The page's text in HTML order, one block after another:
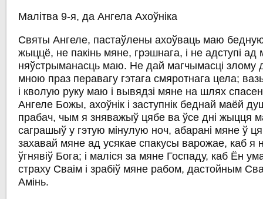
Малітва 9-я, да Ангела Ахоўніка
Святы Ангеле, пастаўлены ахоўваць маю
жыццё, не пакінь мяне, грэшнага, і не адступі ад
няўстрыманасць маю. Не дай магчымасці злому
мною праз перавагу гэтага смяротнага цела;
і кволую руку маю і вывядзі мяне на шлях
Ангеле Божы, ахоўнік і заступнік беднай маёй
прабач, чым я зняважыў цябе ва ўсе дні жыцця
саграшыў у гэтую мінулую ноч, абарані мяне ў
захавай мяне ад усякае спакусы варожае, каб я
ўгнявіў Бога; і маліся за мяне Госпаду, каб Ён
страху Сваім і зрабіў мяне рабом, дастойным
Амінь.